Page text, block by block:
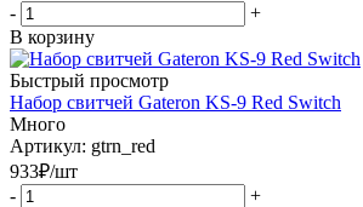
-
+
В корзину
Быстрый просмотр
Набор свитчей Gateron KS-9 Red Switch
Много
Артикул: gtrn_red
933₽/шт
-
+